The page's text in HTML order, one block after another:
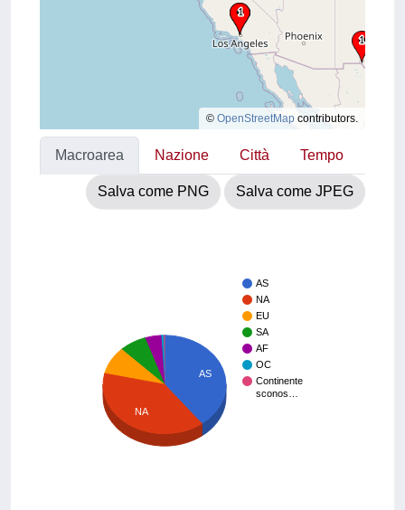
© OpenStreetMap contributors.
Macroarea Nazione Città Tempo
Salva come PNG Salva come JPEG
AS
NA
EU
SA
AF
OC
Continente
sconos…
AS
NA